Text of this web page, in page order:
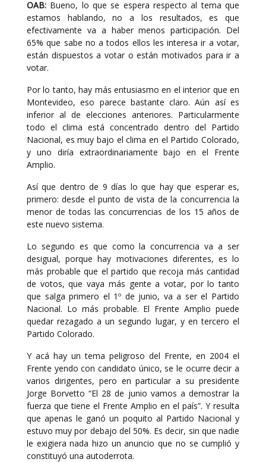
OAB: Bueno, lo que se espera respecto al tema que
estamos hablando, no a los resultados, es que
efectivamente va a haber menos participación. Del
65% que sabe no a todos ellos les interesa ir a votar,
están dispuestos a votar o están motivados para ir a
votar.
Por lo tanto, hay más entusiasmo en el interior que en
Montevideo, eso parece bastante claro. Aún así es
inferior al de elecciones anteriores. Particularmente
todo el clima está concentrado dentro del Partido
Nacional, es muy bajo el clima en el Partido Colorado,
y uno diría extraordinariamente bajo en el Frente
Amplio.
Así que dentro de 9 días lo que hay que esperar es,
primero: desde el punto de vista de la concurrencia la
menor de todas las concurrencias de los 15 años de
este nuevo sistema.
Lo segundo es que como la concurrencia va a ser
desigual, porque hay motivaciones diferentes, es lo
más probable que el partido que recoja más cantidad
de votos, que vaya más gente a votar, por lo tanto
que salga primero el 1º de junio, va a ser el Partido
Nacional. Lo más probable. El Frente Amplio puede
quedar rezagado a un segundo lugar, y en tercero el
Partido Colorado.
Y acá hay un tema peligroso del Frente, en 2004 el
Frente yendo con candidato único, se le ocurre decir a
varios dirigentes, pero en particular a su presidente
Jorge Borvetto “El 28 de junio vamos a demostrar la
fuerza que tiene el Frente Amplio en el país”. Y resulta
que apenas le ganó un poquito al Partido Nacional y
estuvo muy por debajo del 50%. Es decir, sin que nadie
le exigiera nada hizo un anuncio que no se cumplió y
constituyó una autoderrota.